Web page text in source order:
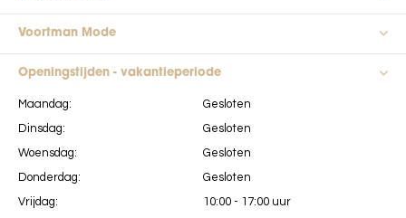
Voortman Mode
Openingstijden - vakantieperiode
Maandag:
Dinsdag:
Woensdag:
Donderdag:
Vrijdag:
Gesloten
Gesloten
Gesloten
Gesloten
10:00 - 17:00 uur